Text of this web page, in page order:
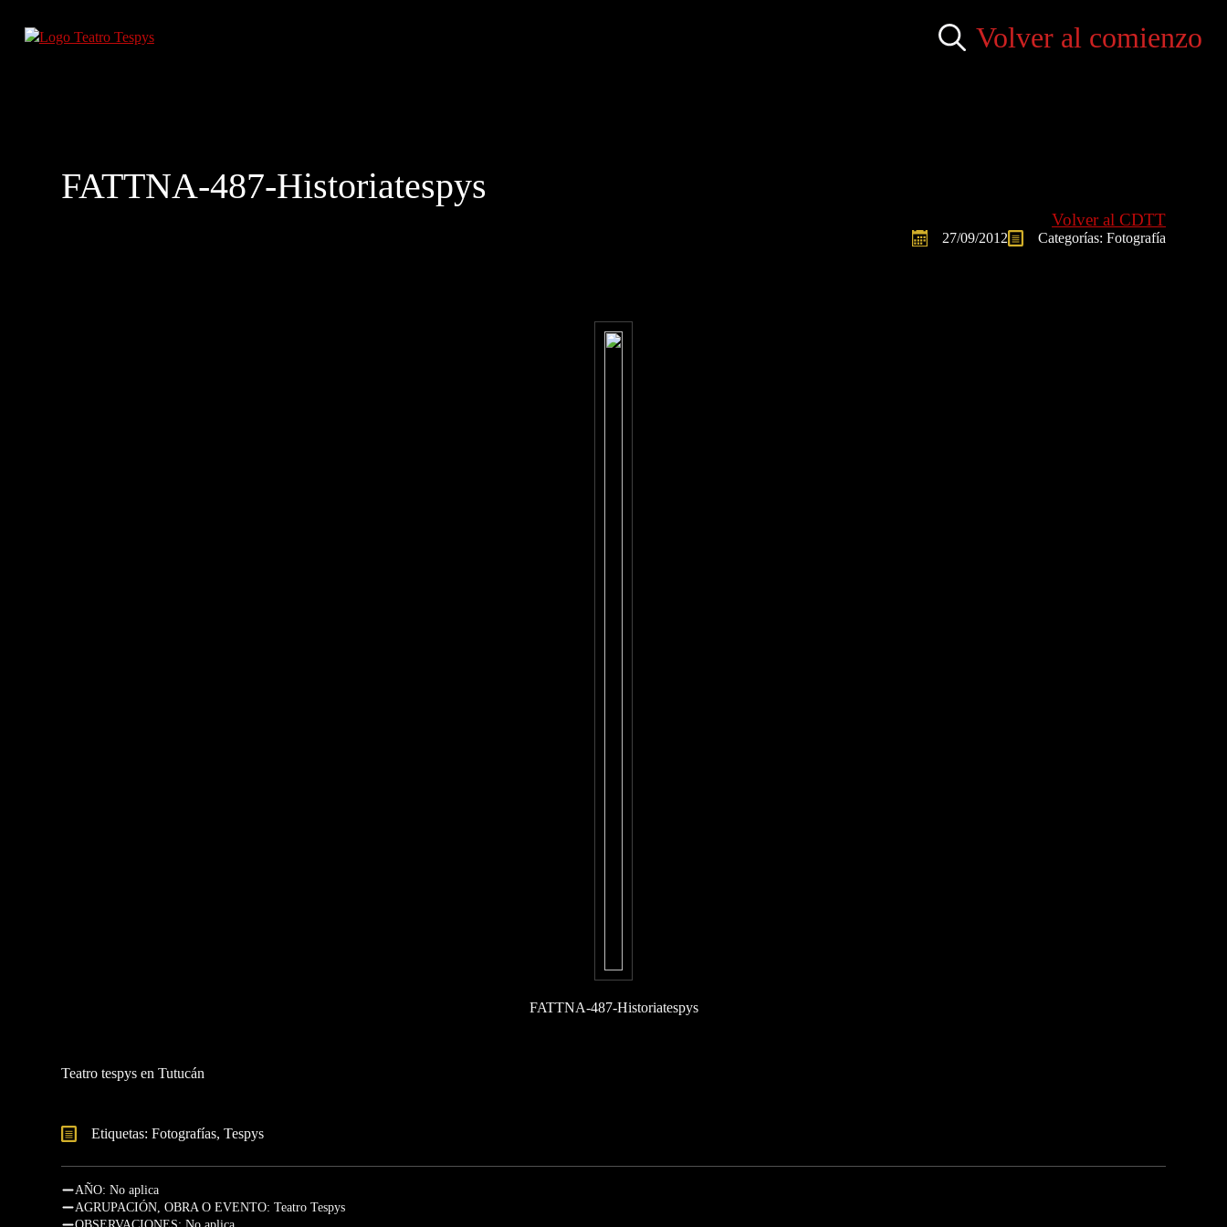
Volver al comienzo
FATTNA-487-Historiatespys
Volver al CDTT
27/09/2012 Categorías: Fotografía
FATTNA-487-Historiatespys
Teatro tespys en Tutucán
Etiquetas: Fotografías Tespys
AÑO: No aplica
AGRUPACIÓN, OBRA O EVENTO: Teatro Tespys